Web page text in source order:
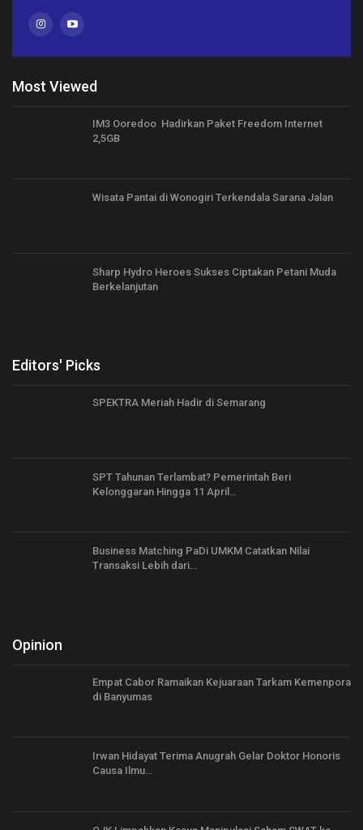
Most Viewed
IM3 Ooredoo Hadirkan Paket Freedom Internet
2,5GB
Wisata Pantai di Wonogiri Terkendala Sarana Jalan
Sharp Hydro Heroes Sukses Ciptakan Petani Muda
Berkelanjutan
Editors' Picks
SPEKTRA Meriah Hadir di Semarang
SPT Tahunan Terlambat? Pemerintah Beri
Kelonggaran Hingga 11 April…
Business Matching PaDi UMKM Catatkan Nilai
Transaksi Lebih dari…
Opinion
Empat Cabor Ramaikan Kejuaraan Tarkam Kemenpora
di Banyumas
Irwan Hidayat Terima Anugrah Gelar Doktor Honoris
Causa Ilmu…